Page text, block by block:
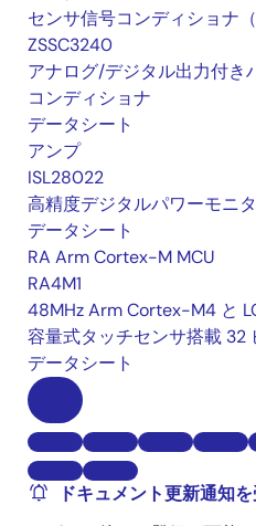
センサ信号コンディショナ（
ZSSC3240
アナログ/デジタル出力付き
コンディショナ
データシート
アンプ
ISL28022
高精度デジタルパワーモニタ
データシート
RA Arm Cortex-M MCU
RA4M1
48MHz Arm Cortex-M4 と
容量式タッチセンサ搭載 32
データシート
ドキュメント更新通知を